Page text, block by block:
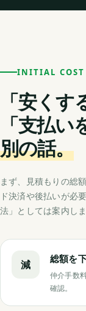
INITIAL COST
「安くす
「支払い
別の話。
まず、見積もりの総
ド決済や後払いが必
法」としては案内しま
減 総額を
仲介手数
確認。